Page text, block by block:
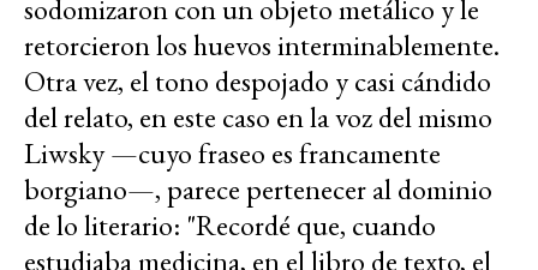
sodomizaron con un objeto metálico y le
retorcieron los huevos interminablemente.
Otra vez, el tono despojado y casi cándido
del relato, en este caso en la voz del mismo
Liwsky —cuyo fraseo es francamente
borgiano—, parece pertenecer al dominio
de lo literario: "Recordé que, cuando
estudiaba medicina, en el libro de texto, el